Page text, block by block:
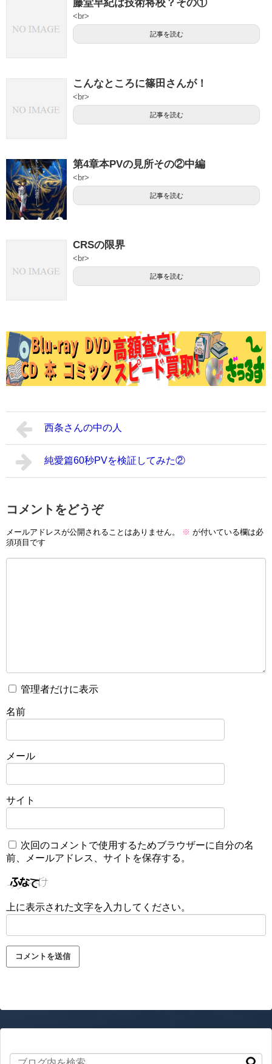
藤堂早紀は技術将校？その①
<br>
記事を読む
こんなところに篠田さんが！
<br>
記事を読む
第4章本PVの見所その②中編
<br>
記事を読む
CRSの限界
<br>
記事を読む
西条さんの中の人
純愛篇60秒PVを検証してみた②
コメントをどうぞ
メールアドレスが公開されることはありません。 ※ が付いている欄は必
須項目です
管理者だけに表示
名前
メール
サイト
次回のコメントで使用するためブラウザーに自分の名
前、メールアドレス、サイトを保存する。
上に表示された文字を入力してください。